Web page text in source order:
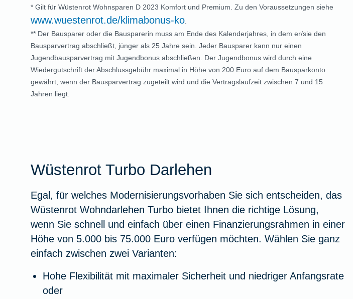
* Gilt für Wüstenrot Wohnsparen D 2023 Komfort und Premium. Zu den Voraussetzungen siehe
www.wuestenrot.de/klimabonus-ko.
** Der Bausparer oder die Bausparerin muss am Ende des Kalenderjahres, in dem er/sie den
Bausparvertrag abschließt, jünger als 25 Jahre sein. Jeder Bausparer kann nur einen
Jugendbausparvertrag mit Jugendbonus abschließen. Der Jugendbonus wird durch eine
Wiedergutschrift der Abschlussgebühr maximal in Höhe von 200 Euro auf dem Bausparkonto
gewährt, wenn der Bausparvertrag zugeteilt wird und die Vertragslaufzeit zwischen 7 und 15
Jahren liegt.
Wüstenrot Turbo Darlehen
Egal, für welches Modernisierungsvorhaben Sie sich entscheiden, das
Wüstenrot Wohndarlehen Turbo bietet Ihnen die richtige Lösung,
wenn Sie schnell und einfach über einen Finanzierungsrahmen in einer
Höhe von 5.000 bis 75.000 Euro verfügen möchten. Wählen Sie ganz
einfach zwischen zwei Varianten:
Hohe Flexibilität mit maximaler Sicherheit und niedriger Anfangsrate
oder